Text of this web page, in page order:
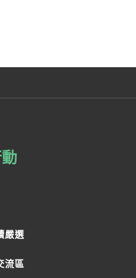
嚴選
流區